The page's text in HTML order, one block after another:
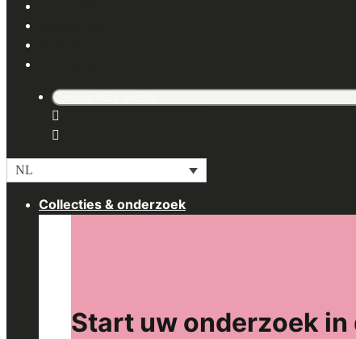
Search
for:
NL
Collecties & onderzoek
Start uw onderzoek